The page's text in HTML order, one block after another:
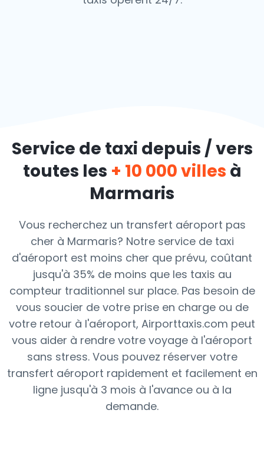
Service de taxi depuis / vers
toutes les + 10 000 villes à
Marmaris
Vous recherchez un transfert aéroport pas
cher à Marmaris? Notre service de taxi
d'aéroport est moins cher que prévu, coûtant
jusqu'à 35% de moins que les taxis au
compteur traditionnel sur place. Pas besoin de
vous soucier de votre prise en charge ou de
votre retour à l'aéroport, Airporttaxis.com peut
vous aider à rendre votre voyage à l'aéroport
sans stress. Vous pouvez réserver votre
transfert aéroport rapidement et facilement en
ligne jusqu'à 3 mois à l'avance ou à la
demande.